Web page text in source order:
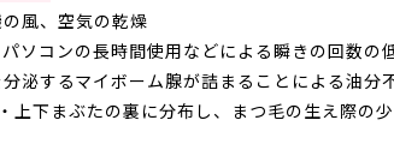
風、空気の乾燥
ソコンの長時間使用などによる瞬きの回数の
泌するマイボーム腺が詰まることによる油分
下まぶたの裏に分布し、まつ毛の生え際の少